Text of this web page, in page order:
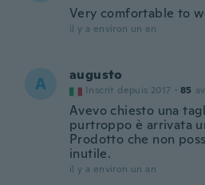
Very comfortable to
il y a environ un an
A augusto
Inscrit depuis 2017 · 85
Avevo chiesto una
purtroppo è arrivata
Prodotto che non
inutile.
il y a environ un an